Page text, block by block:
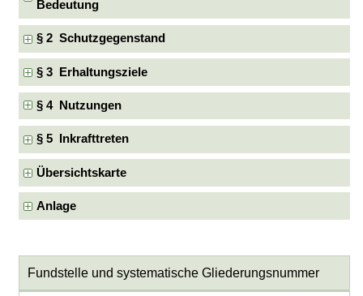
Bedeutung
§ 2 Schutzgegenstand
§ 3 Erhaltungsziele
§ 4 Nutzungen
§ 5 Inkrafttreten
Übersichtskarte
Anlage
Fundstelle und systematische Gliederungsnummer